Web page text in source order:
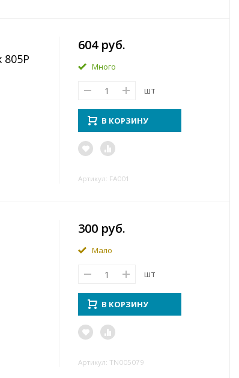
805Р
604 руб.
Много
шт
В КОРЗИНУ
Артикул: FA001
300 руб.
Мало
шт
В КОРЗИНУ
Артикул: TN005079